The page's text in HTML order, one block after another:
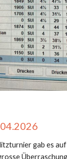
4.2026
gab es auf